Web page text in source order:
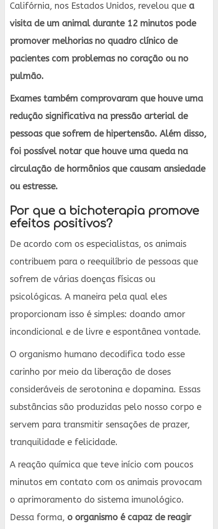
Califórnia, nos Estados Unidos, revelou que a
visita de um animal durante 12 minutos pode
promover melhorias no quadro clínico de
pacientes com problemas no coração ou no
pulmão.
Exames também comprovaram que houve uma
redução significativa na pressão arterial de
pessoas que sofrem de hipertensão. Além disso,
foi possível notar que houve uma queda na
circulação de hormônios que causam ansiedade
ou estresse.
Por que a bichoterapia promove
efeitos positivos?
De acordo com os especialistas, os animais
contribuem para o reequilíbrio de pessoas que
sofrem de várias doenças físicas ou
psicológicas. A maneira pela qual eles
proporcionam isso é simples: doando amor
incondicional e de livre e espontânea vontade.
O organismo humano decodifica todo esse
carinho por meio da liberação de doses
consideráveis de serotonina e dopamina. Essas
substâncias são produzidas pelo nosso corpo e
servem para transmitir sensações de prazer,
tranquilidade e felicidade.
A reação química que teve início com poucos
minutos em contato com os animais provocam
o aprimoramento do sistema imunológico.
Dessa forma, o organismo é capaz de reagir